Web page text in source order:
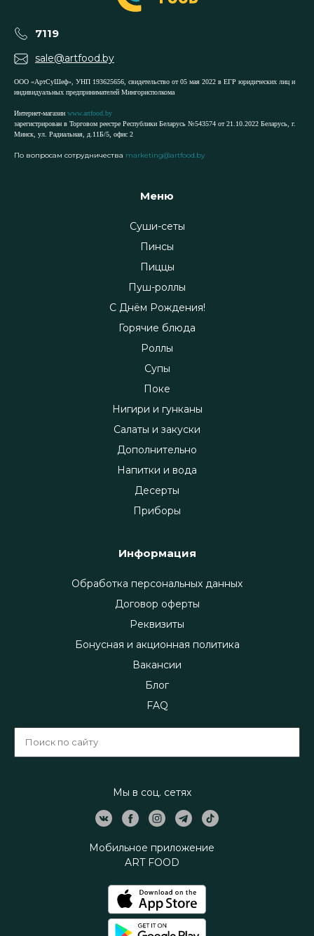
7119
sale@artfood.by
ООО «АртСуШеф», УНП 193625656, свидетельство от 05 мая 2022 в ЕГР юридических лиц и
индивидуальных предпринимателей Мингорисполкома
Интернет-магазин www.artfood.by
зарегистрирован в Торговом реестре Республики Беларусь №543574 от 21.10.2022 Беларусь, г.
Минск, ул. Радиальная, д.11Б/5, офис 2
По вопросам сотрудничества marketing@artfood.by
Меню
Суши-сеты
Пинсы
Пиццы
Пуш-роллы
С Днём Рождения!
Горячие блюда
Роллы
Супы
Поке
Нигири и гунканы
Салаты и закуски
Дополнительно
Напитки и вода
Десерты
Приборы
Информация
Обработка персональных данных
Договор оферты
Реквизиты
Бонусная и акционная политика
Вакансии
Блог
FAQ
Мы в соц. сетях
Мобильное приложение
ART FOOD